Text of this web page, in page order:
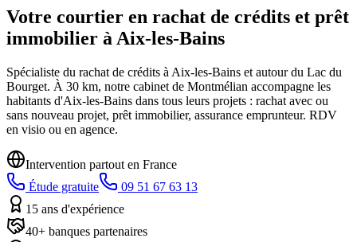
Votre courtier en rachat de crédits et prêt
immobilier à Aix-les-Bains
Spécialiste du rachat de crédits à Aix-les-Bains et autour du Lac du
Bourget. À 30 km, notre cabinet de Montmélian accompagne les
habitants d'Aix-les-Bains dans tous leurs projets : rachat avec ou
sans nouveau projet, prêt immobilier, assurance emprunteur. RDV
en visio ou en agence.
Intervention partout en France
Étude gratuite
09 51 67 63 13
15 ans d'expérience
40+ banques partenaires